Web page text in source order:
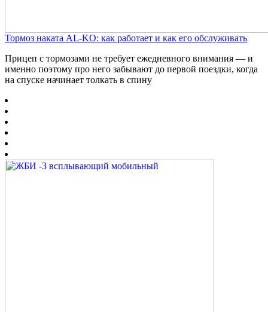
Тормоз наката AL-KO: как работает и как его обслуживать
Прицеп с тормозами не требует ежедневного внимания — и
именно поэтому про него забывают до первой поездки, когда
на спуске начинает толкать в спину